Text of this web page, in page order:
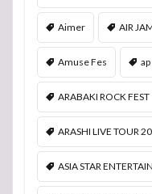
Aimer AIR
Amuse Fes
ARABAKI ROCK FEST
ARASHI LIVE TOUR
ASIA STAR